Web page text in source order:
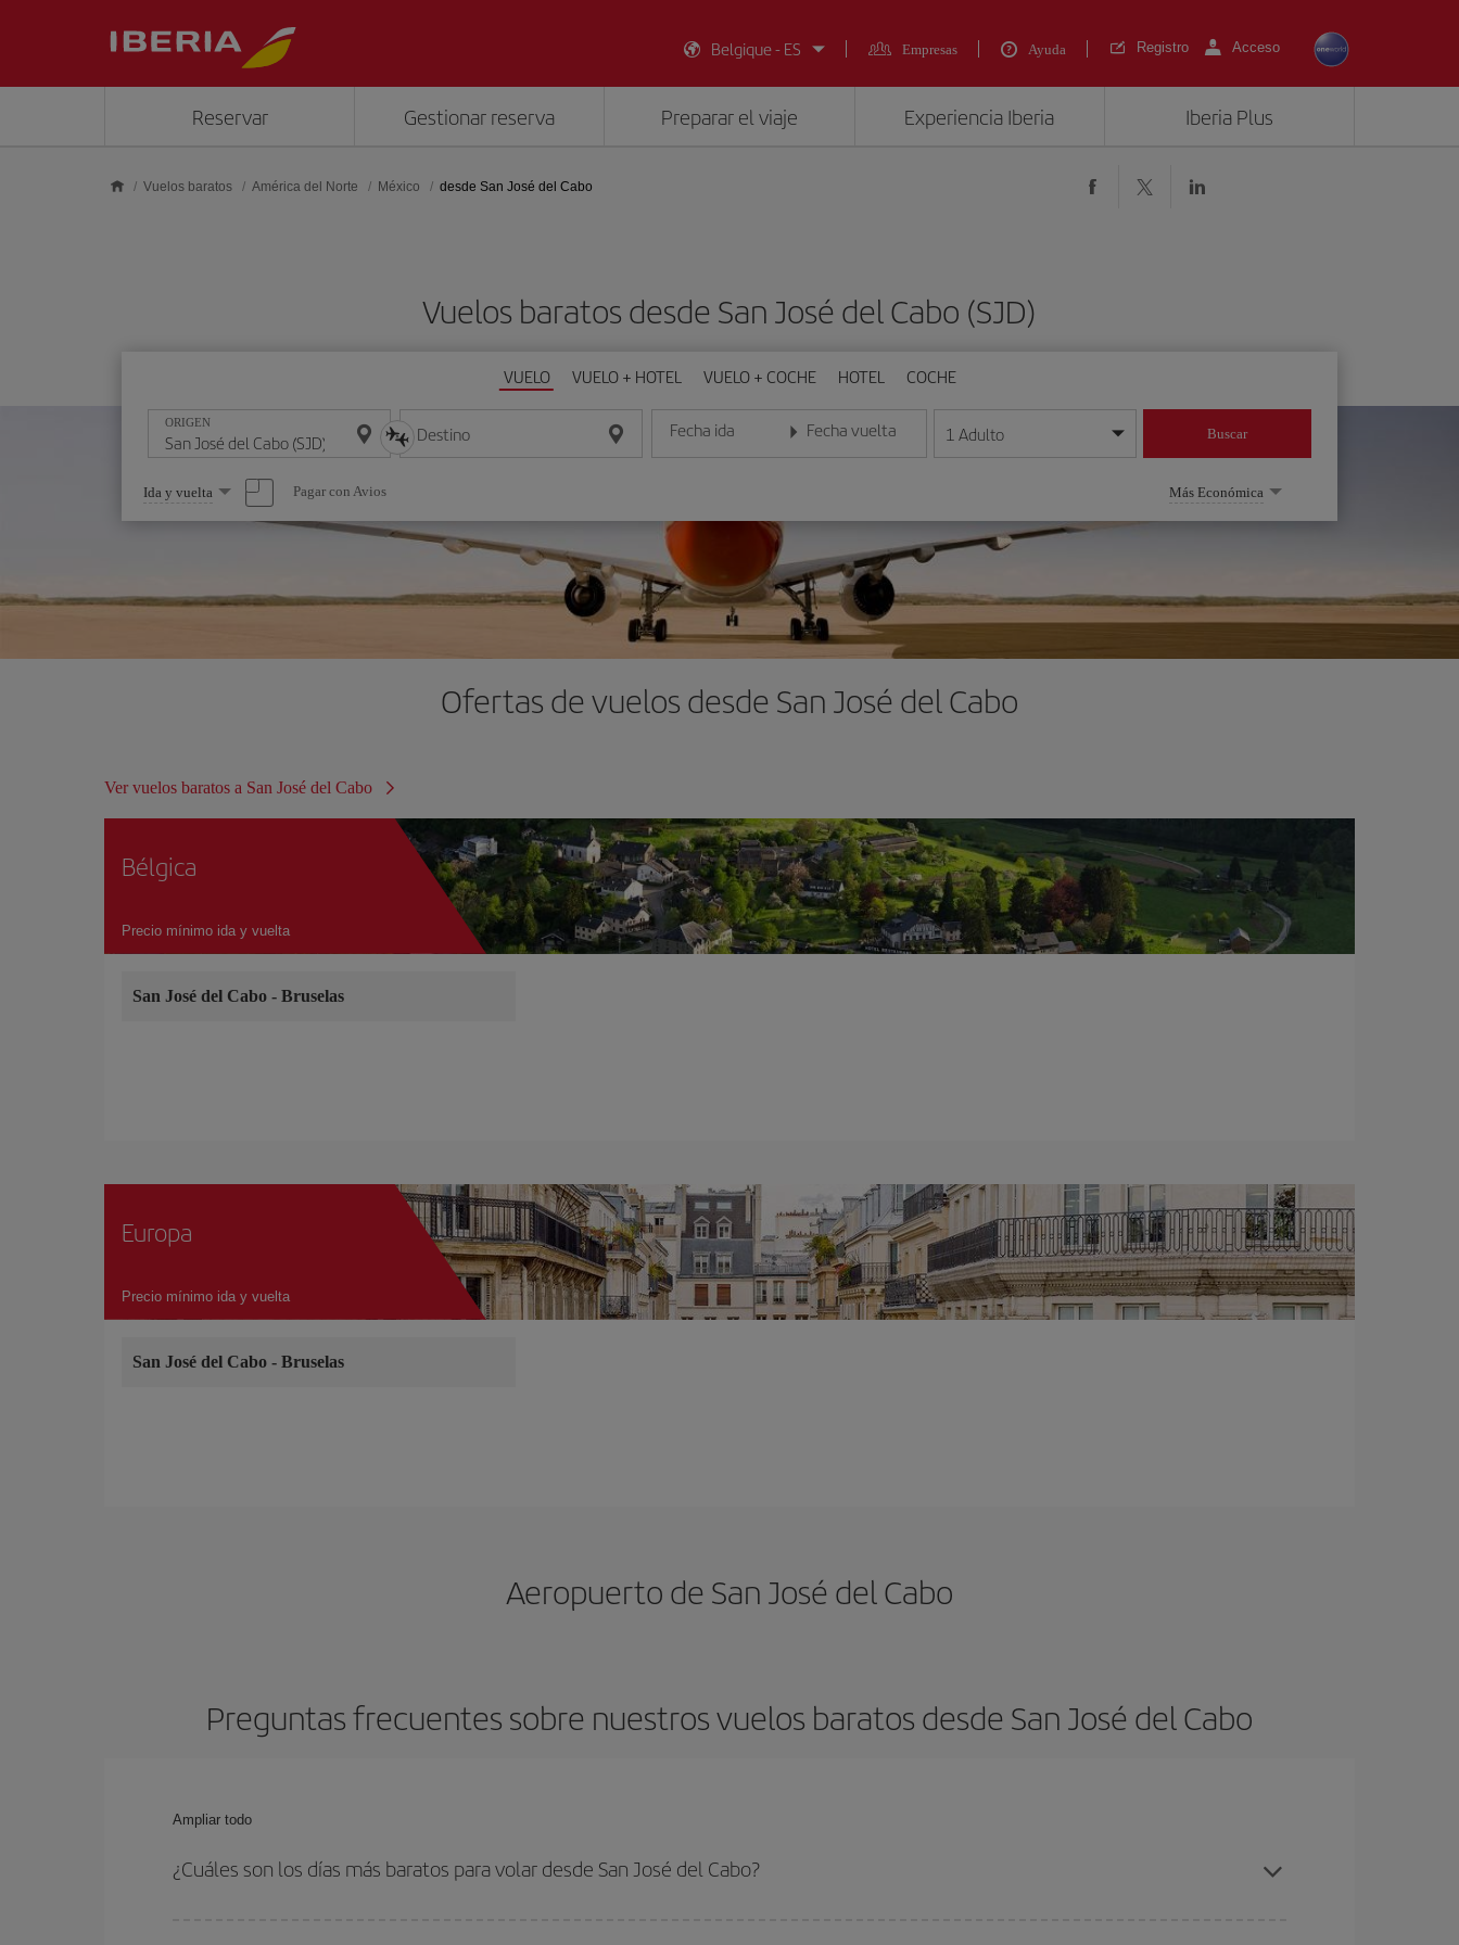
Belgique - ES
Empresas Ayuda Registro Acceso
Reservar Gestionar reserva Preparar el viaje Experiencia Iberia Iberia Plus
Vuelos baratos América del Norte México desde San José del Cabo
Vuelos baratos desde San José del Cabo (SJD)
VUELO VUELO + HOTEL VUELO + COCHE HOTEL COCHE
ORIGEN Destino Fecha ida
Introduce la fecha en formato día/mes/año
Fecha vuelta
Introduce la fecha en formato día/mes/año
1 Adulto Buscar
Seleccione
una
opción
Ida y vuelta Pagar con Avios Más Económica
Ofertas de vuelos desde San José del Cabo
Ver vuelos baratos a San José del Cabo
Bélgica
Precio mínimo ida y vuelta
San José del Cabo - Bruselas
Europa
Precio mínimo ida y vuelta
San José del Cabo - Bruselas
Aeropuerto de San José del Cabo
Preguntas frecuentes sobre nuestros vuelos baratos desde San José del Cabo
Ampliar todo
¿Cuáles son los días más baratos para volar desde San José del Cabo?